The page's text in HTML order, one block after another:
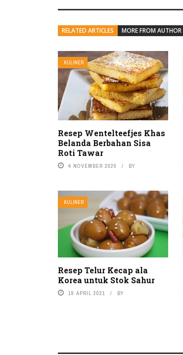
RELATED ARTICLES MORE FROM AUTHOR
KULINER
Resep Wentelteefjes Khas
Belanda Berbahan Sisa
Roti Tawar
4 NOVEMBER 2020 BY
KULINER
Resep Telur Kecap ala
Korea untuk Stok Sahur
19 APRIL 2021 BY